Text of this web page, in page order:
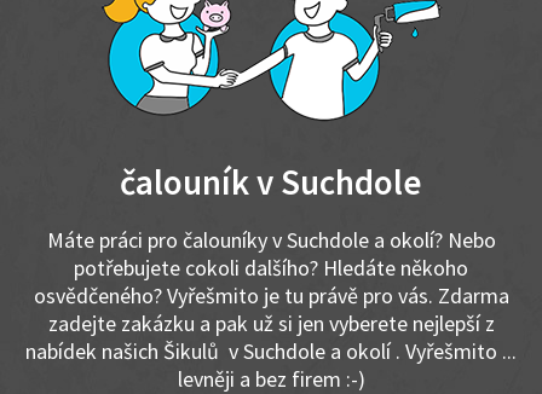
čalouník v Suchdole
Máte práci pro čalouníky v Suchdole a okolí? Nebo
potřebujete cokoli dalšího? Hledáte někoho
osvědčeného? Vyřešmito je tu právě pro vás. Zdarma
zadejte zakázku a pak už si jen vyberete nejlepší z
nabídek našich Šikulů v Suchdole a okolí . Vyřešmito ...
levněji a bez firem :-)